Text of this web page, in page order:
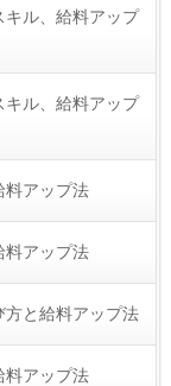
キル、給料アップ
ル、給料アップ
料アップ法
料アップ法
と給料アップ法
料アップ法